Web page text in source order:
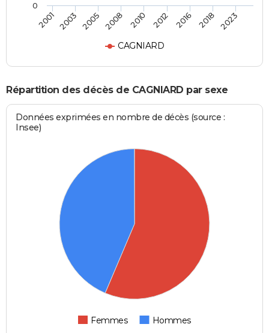
CAGNIARD
2001 2003 2005 2008 2010 2012 2016 2018 2023
0
Répartition des décès de CAGNIARD par sexe
Données exprimées en nombre de décès (source :
Insee)
Femmes Hommes